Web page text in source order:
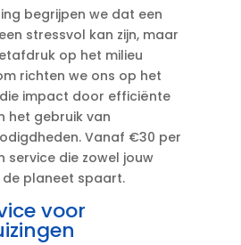
begrijpen we dat een
stressvol kan zijn, maar
op het milieu
richten we ons op het
impact door efficiënte
het gebruik van
Vanaf €30 per
service die zowel jouw
planeet spaart.​
voor